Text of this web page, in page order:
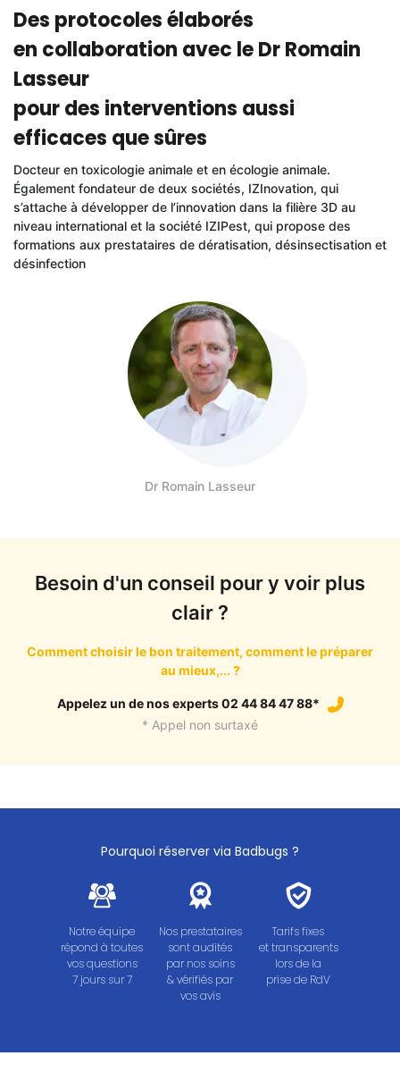
Des protocoles élaborés
en collaboration avec le Dr Romain
Lasseur
pour des interventions aussi
efficaces que sûres
Docteur en toxicologie animale et en écologie animale.
Également fondateur de deux sociétés, IZInovation, qui
s’attache à développer de l’innovation dans la filière 3D au
niveau international et la société IZIPest, qui propose des
formations aux prestataires de dératisation, désinsectisation et
désinfection
Dr Romain Lasseur
Besoin d'un conseil pour y voir plus
clair ?
Comment choisir le bon traitement, comment le préparer
au mieux,... ?
Appelez un de nos experts 02 44 84 47 88*
* Appel non surtaxé
Pourquoi réserver via Badbugs ?
Notre équipe
répond à toutes
vos questions
7 jours sur 7
Nos prestataires
sont audités
par nos soins
& vérifiés par
vos avis
Tarifs fixes
et transparents
lors de la
prise de RdV